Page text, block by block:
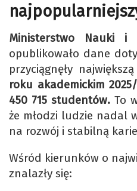
Ministerstwo Nauki i
opublikowało dane
przyciągnęły
roku akademickim
450 715 studentów. To
że młodzi ludzie nadal
na rozwój i stabilną
Wśród kierunków o
znalazły się: